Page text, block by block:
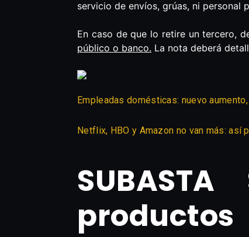
servicio de envíos, grúas, ni personal
En caso de que lo retire un tercero,
público o banco. La nota deberá
Empleadas domésticas: nuevo
Netflix, HBO y Amazon no van más:
productos